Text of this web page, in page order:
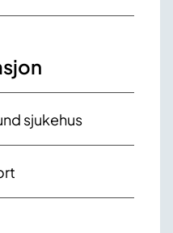
sjukehus